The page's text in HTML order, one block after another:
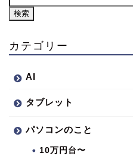
カテゴリー
AI
タブレット
パソコンのこと
10万円台〜